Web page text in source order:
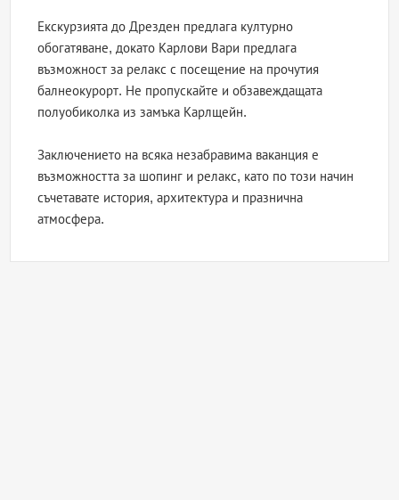
Екскурзията до Дрезден предлага културно
обогатяване, докато Карлови Вари предлага
възможност за релакс с посещение на прочутия
балнеокурорт. Не пропускайте и обзавеждащата
полуобиколка из замъка Карлщейн.
Заключението на всяка незабравима ваканция е
възможността за шопинг и релакс, като по този начин
съчетавате история, архитектура и празнична
атмосфера.